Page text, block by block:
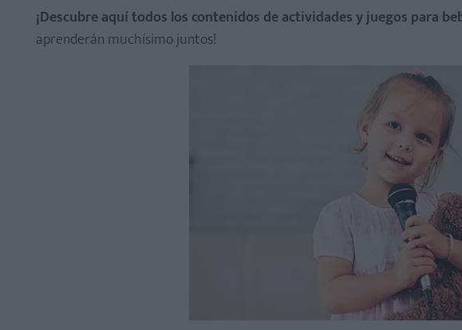
Canciones de cuna para dormir bebés
Villancicos infantiles
¡Descubre aquí todos los contenidos de actividades y juegos para
aprenderán muchísimo juntos!